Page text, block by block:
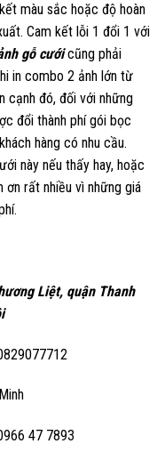
màu sắc hoặc độ hoàn
Cam kết lỗi 1 đổi 1 với
gỗ cướicũng phải
in combo 2 ảnh lớn từ
cạnh đó, đối với những
đổi thành phí gói bọc
hàng có nhu cầu.
này nếu thấy hay, hoặc
rất nhiều vì những giá
Liệt, quận Thanh
47 7893